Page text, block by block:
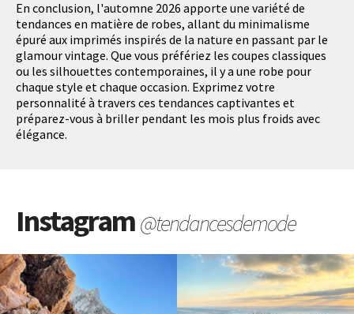
En conclusion, l'automne 2026 apporte une variété de
tendances en matière de robes, allant du minimalisme
épuré aux imprimés inspirés de la nature en passant par le
glamour vintage. Que vous préfériez les coupes classiques
ou les silhouettes contemporaines, il y a une robe pour
chaque style et chaque occasion. Exprimez votre
personnalité à travers ces tendances captivantes et
préparez-vous à briller pendant les mois plus froids avec
élégance.
Instagram@tendancesdemode